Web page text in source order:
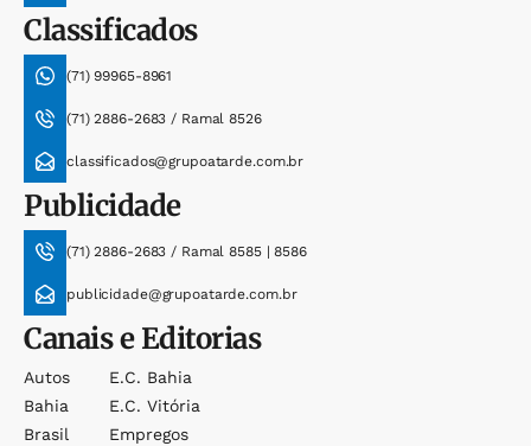
Classificados
(71) 99965-8961
(71) 2886-2683 / Ramal 8526
classificados@grupoatarde.com.br
Publicidade
(71) 2886-2683 / Ramal 8585 | 8586
publicidade@grupoatarde.com.br
Canais e Editorias
Autos
Bahia
Brasil
E.c. Bahia
E.c. Vitória
Empregos